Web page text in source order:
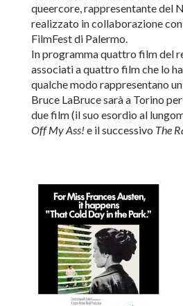
queercore, rappresentante del
realizzato in collaborazione
FilmFest di Palermo.
In programma quattro film del
associati a quattro film che lo
qualche modo rappresentano
Bruce LaBruce sarà a Torino
due film (il suo esordio al
Off My Ass! e il successivo The